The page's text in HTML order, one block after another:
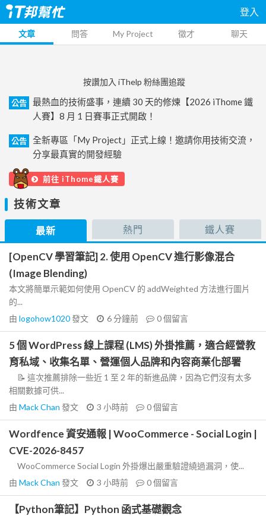
登入
文章 問答 My Project 徵才 聊天
按讚加入 iThelp 粉絲團追蹤
公告
最熱血的技術盛事，連續 30 天的修煉【2026 iThome 鐵
人賽】8 月 1 日賽事正式開啟！
公告
全新專區「My Project」正式上線！邀請你用技術交流，
分享最真實的開發經驗
前往 iThome鐵人賽
技術文章
最新 熱門 鐵人賽
[OpenCV 學習筆記] 2. 使用 OpenCV 進行影像混合
(Image Blending)
本文將簡單示範如何使用 OpenCV 的 addWeighted 方法進行圖片
的...
由 logohow1020發文 6 分鐘前 0個留言
5 個 WordPress 線上課程 (LMS) 外掛推薦，適合經營教
育私域、收集名單、營運個人品牌和內容商業化部署
📝 這次推薦排除一些近 1 至 2 年的新進品牌，因為它們沒有太多
相關數據可供...
由 Mack Chan 發文 3 小時前 0個留言
Wordfence 資安通報 | WooCommerce - Social Login |
CVE-2026-8457
WooCommerce Social Login 外掛爆出嚴重驗證繞過漏洞，使...
由 Mack Chan 發文 3 小時前 0個留言
【Python筆記】Python 函式基礎觀念